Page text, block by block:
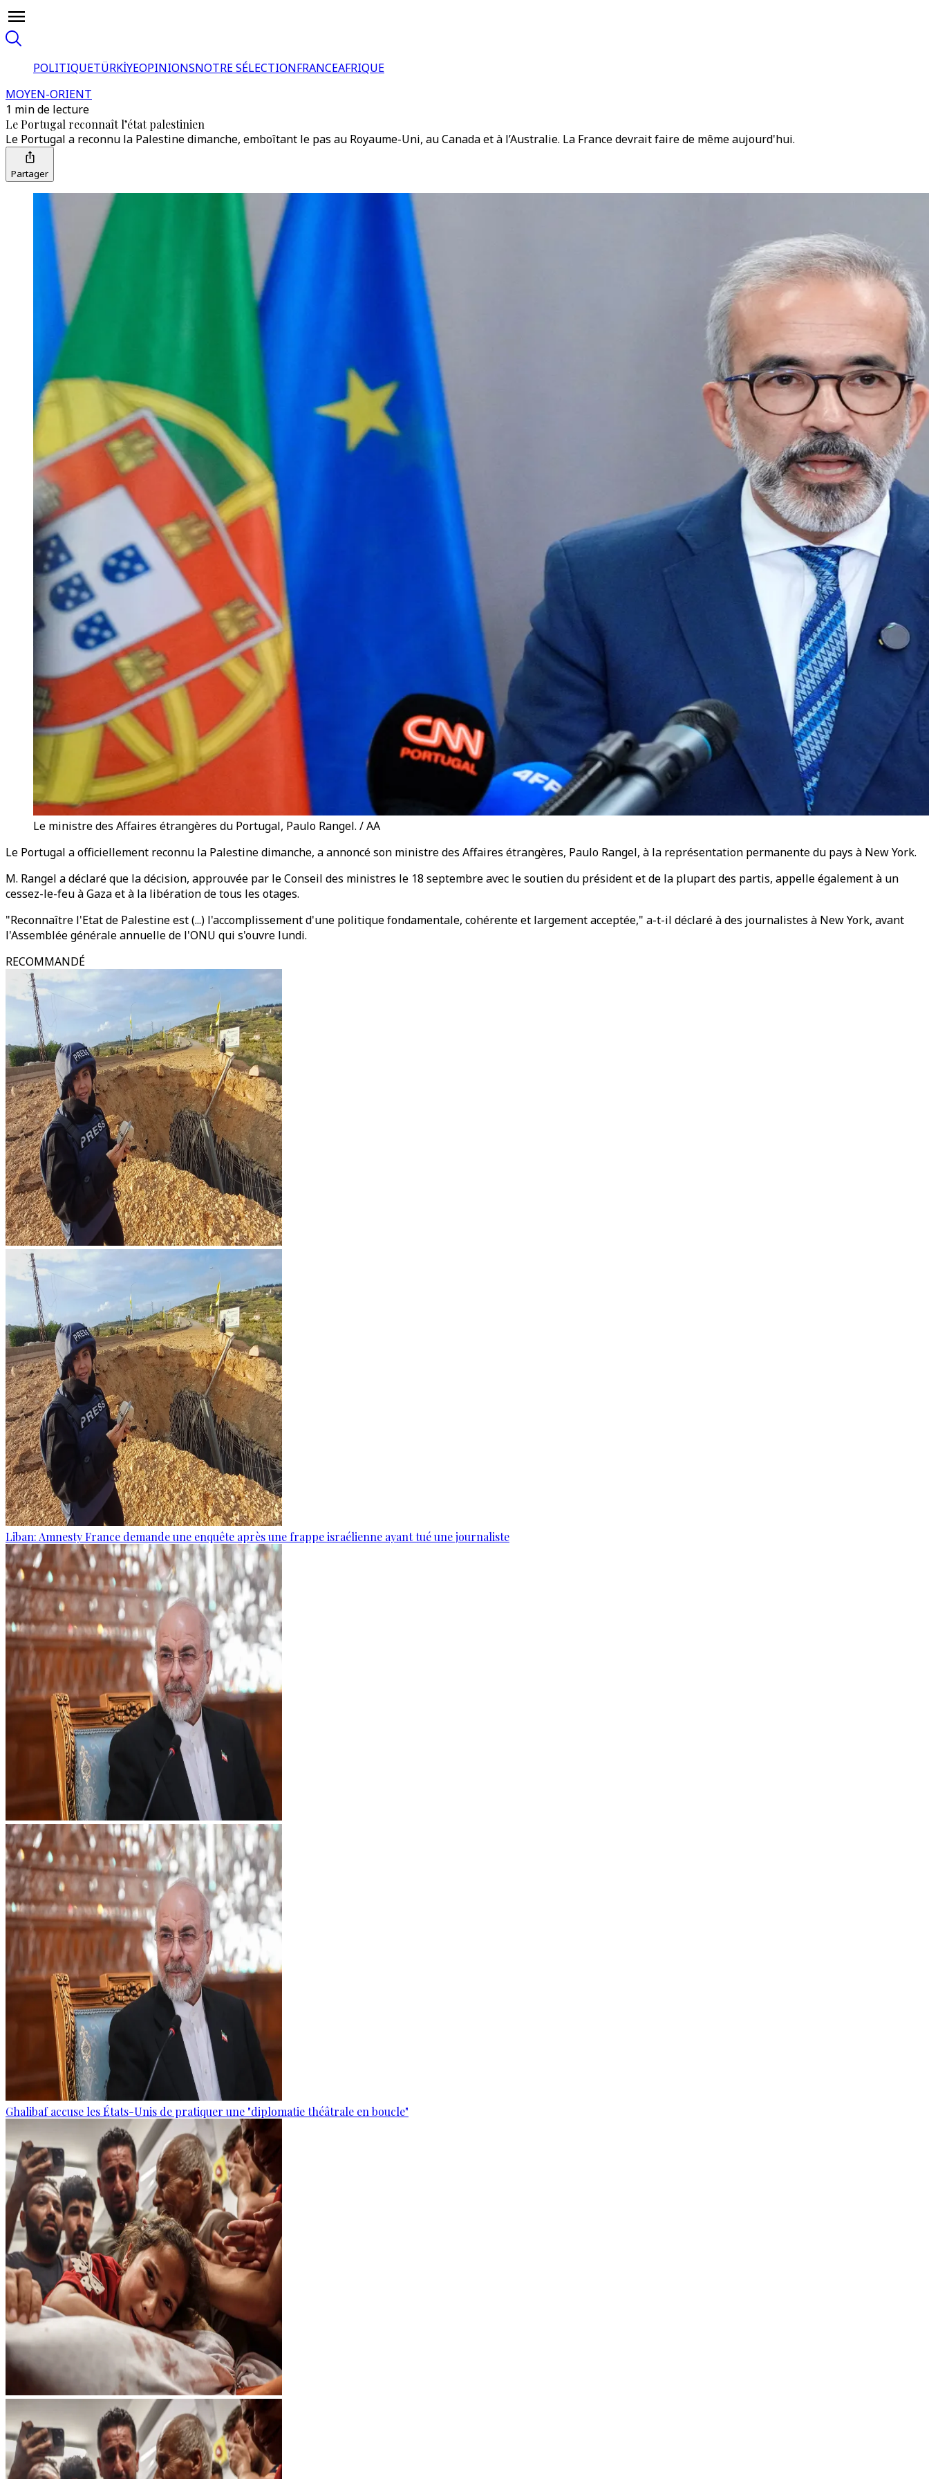
POLITIQUETÜRKİYEOPINIONSNOTRE SÉLECTIONFRANCEAFRIQUE
MOYEN-ORIENT
1 min de lecture
Le Portugal reconnaît l’état palestinien
Le Portugal a reconnu la Palestine dimanche, emboîtant le pas au Royaume-Uni, au Canada et à l’Australie. La France devrait faire de même aujourd'hui.
Partager
Le ministre des Affaires étrangères du Portugal, Paulo Rangel. / AA
Le Portugal a officiellement reconnu la Palestine dimanche, a annoncé son ministre des Affaires étrangères, Paulo Rangel, à la représentation permanente du pays à New York.
M. Rangel a déclaré que la décision, approuvée par le Conseil des ministres le 18 septembre avec le soutien du président et de la plupart des partis, appelle également à un
cessez-le-feu à Gaza et à la libération de tous les otages.
"Reconnaître l'Etat de Palestine est (...) l'accomplissement d'une politique fondamentale, cohérente et largement acceptée," a-t-il déclaré à des journalistes à New York, avant
l'Assemblée générale annuelle de l'ONU qui s'ouvre lundi.
RECOMMANDÉ
Liban: Amnesty France demande une enquête après une frappe israélienne ayant tué une journaliste
Ghalibaf accuse les États-Unis de pratiquer une "diplomatie théâtrale en boucle"